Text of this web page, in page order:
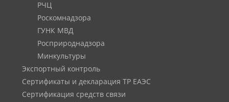
РЧЦ
Роскомнадзора
ГУНК МВД
Росприроднадзора
Минкультуры
Экспортный контроль
Сертификаты и декларация ТР ЕАЭС
Сертификация средств связи